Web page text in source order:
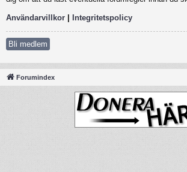
Användarvillkor | Integritetspolicy
Bli medlem
Forumindex